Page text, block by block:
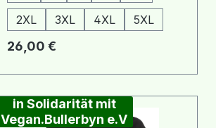
2XL
3XL 4XL 5XL
Regulärer Preis:
26,00 €
in Solidarität mit
Vegan.Bullerbyn e.V